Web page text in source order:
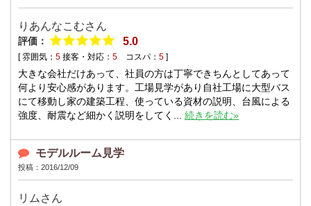
りあんなこむさん
評価： 5.0
[ 雰囲気： 5 接客・対応： 5 コスパ： 5 ]
大きな会社だけあって、社員の方は丁寧できちんとしてあって
何より安心感があります。工場見学があり自社工場に大型バス
にて移動し家の建築工程、使っている資材の説明、台風による
強度、耐震など細かく説明をしてく... 続きを読む»
モデルルーム見学
投稿：2016/12/09
リムさん